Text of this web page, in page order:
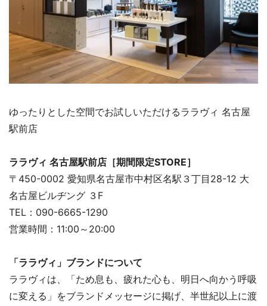
ゆったりとした空間でお試しいただけるララヴィ 名古屋
駅前店
ララヴィ 名古屋駅前店［期間限定STORE］
〒450-0002 愛知県名古屋市中村区名駅３丁目28-12 大
名古屋ビルヂング ３F
TEL：090-6665-1290
営業時間：11:00～20:00
「ララヴィ」ブランドについて
ララヴィは、「ため息も、疲れた心も、明日へ向かう呼吸
に変える」をブランドメッセージに掲げ、半世紀以上に渡